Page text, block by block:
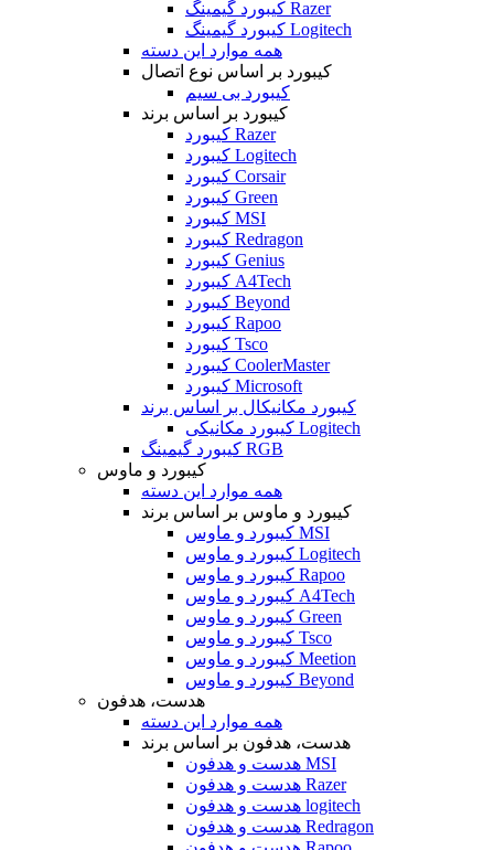
کیبورد گیمینگ Razer
کیبورد گیمینگ Logitech
همه موارد این دسته
کیبورد بر اساس نوع اتصال
کیبورد بی سیم
کیبورد بر اساس برند
کیبورد Razer
کیبورد Logitech
کیبورد Corsair
کیبورد Green
کیبورد MSI
کیبورد Redragon
کیبورد Genius
کیبورد A4Tech
کیبورد Beyond
کیبورد Rapoo
کیبورد Tsco
کیبورد CoolerMaster
کیبورد Microsoft
کیبورد مکانیکال بر اساس برند
کیبورد مکانیکی Logitech
کیبورد گیمینگ RGB
کیبورد و ماوس
همه موارد این دسته
کیبورد و ماوس بر اساس برند
کیبورد و ماوس MSI
کیبورد و ماوس Logitech
کیبورد و ماوس Rapoo
کیبورد و ماوس A4Tech
کیبورد و ماوس Green
کیبورد و ماوس Tsco
کیبورد و ماوس Meetion
کیبورد و ماوس Beyond
هدست، هدفون
همه موارد این دسته
هدست، هدفون بر اساس برند
هدست و هدفون MSI
هدست و هدفون Razer
هدست و هدفون logitech
هدست و هدفون Redragon